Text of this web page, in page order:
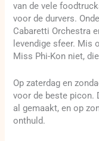
van de vele
voor de durvers.
Cabaretti Orchestra
levendige sfeer. Mis
Miss Phi-Kon niet,
Op zaterdag en
voor de beste picon.
al gemaakt, en op
onthuld.